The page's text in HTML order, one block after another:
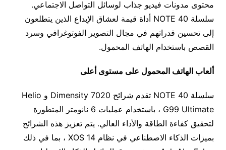
محتوى مدونات فيديو جذاب لوسائل التواصل الاجتماعي.
سلسلة NOTE 40 أداة قيمة لعشاق الإبداع الذين يتطلعون
إلى تحسين قدراتهم في مجال التصوير الفوتوغرافي وسرد
القصص باستخدام الهاتف المحمول.
ألعاب الهاتف المحمول على مستوى أعلى
سلسلة NOTE 40 تقدم شرائح Dimensity 7020 و Helio
G99 Ultimate ، باستخدام عمليات 6 نانومتر المتطورة
لتحقيق كفاءة الطاقة والأداء العالي. يتم تعزيز هذه الشرائح
بميزات الذكاء الاصطناعي في نظام XOS 14 ، بما في ذلك